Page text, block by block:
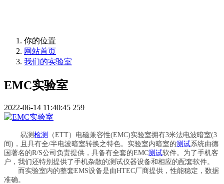
你的位置
网站首页
我们的实验室
EMC实验室
2022-06-14 11:40:45 259
易测 检测 （ETT）电磁兼容性(EMC)实验室拥有3米法电波暗室(3
间)，且具有全/半电波暗室转换之特色。实验室内暗室的测试系统由德
国著名的R/S公司负责提供，具备有全套的EMC测试软件。为了手机客
户，我们还特别提供了手机杂散的测试仪器设备和相应的配套软件。
而实验室内的整套EMS设备是由HTEC厂商提供，性能稳定，数据
准确。